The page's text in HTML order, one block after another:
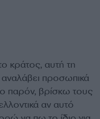
κράτος, αυτή τη
αναλάβει προσωπικά
παρόν, βρίσκω τους
αν αυτό